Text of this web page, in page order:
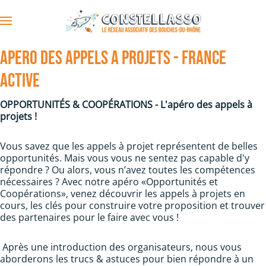
Accéder au contenu principal
APERO DES APPELS A PROJETS - FRANCE
ACTIVE
OPPORTUNITÉS & COOPÉRATIONS -L'apéro des appels à
projets !
Vous savez que les appels à projet représentent de belles
opportunités. Mais vous vous ne sentez pas capable d'y
répondre ? Ou alors, vous n’avez toutes les compétences
nécessaires ? Avec notre apéro «Opportunités et
Coopérations», venez découvrir les appels à projets en
cours, les clés pour construire votre proposition et trouver
des partenaires pour le faire avec vous !
Après une introduction des organisateurs, nous vous
aborderons les trucs & astuces pour bien répondre à un